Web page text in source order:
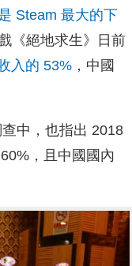
Steam 最大的下
《絕地求生》日前
入的 53% ，中國
中，也指出 2018
，且中國國內